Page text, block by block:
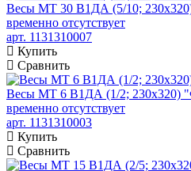
Весы МТ 30 В1ДА (5/10;
временно отсутствует
арт. 1131310007
Купить
Сравнить
Весы МТ 6 В1ДА (1/2; 230х320)
временно отсутствует
арт. 1131310003
Купить
Сравнить